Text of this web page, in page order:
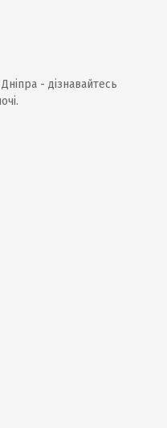
Дніпра - дізнавайтесь